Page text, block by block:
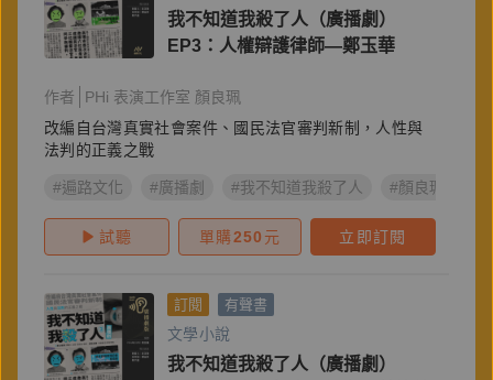
我不知道我殺了人（廣播劇）
EP3：人權辯護律師—鄭玉華
作者
PHi 表演工作室 顏良珮
改編自台灣真實社會案件、國民法官審判新制，人性與
法判的正義之戰
#遍路文化 #廣播劇 #我不知道我殺了人 #顏良珮
試聽 單購250 元 立即訂閱
訂閱 有聲書
文學小說
我不知道我殺了人（廣播劇）